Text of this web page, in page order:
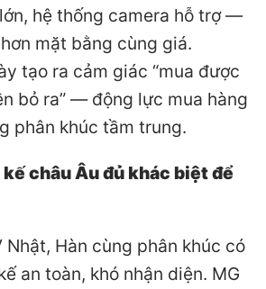
hệ thống camera hỗ trợ —
mặt bằng cùng giá.
tạo ra cảm giác “mua được
bỏ ra” — động lực mua hàng
phân khúc tầm trung.
châu Âu đủ khác biệt để
Nhật, Hàn cùng phân khúc có
an toàn, khó nhận diện. MG